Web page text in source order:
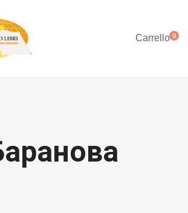
Carrello0